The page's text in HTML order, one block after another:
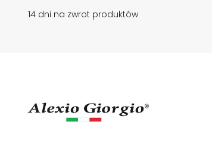
14 dni na zwrot produktów